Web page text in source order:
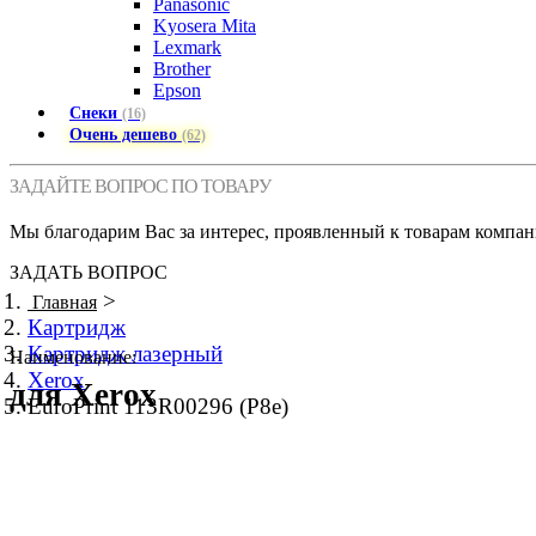
Panasonic
Kyosera Mita
Lexmark
Brother
Epson
Снеки (16)
Очень дешево(62)
ЗАДАЙТЕ ВОПРОС ПО ТОВАРУ
Мы благодарим Вас за интерес, проявленный к товарам
ЗАДАТЬ ВОПРОС
Главная >
Картридж
Картридж лазерный
Xerox
EuroPrint 113R00296 (P8e)
Наименование:
для Xerox